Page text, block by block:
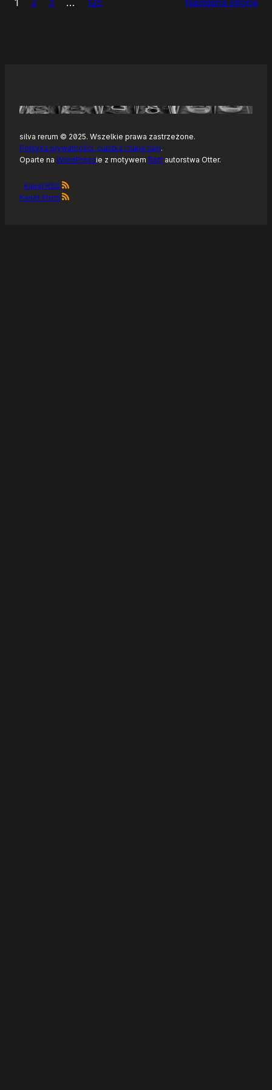
–
Linuksa
silva rerum © 2025. Wszelkie prawa zastrzeżone.
Polityka prywatności, ciastka i takie tam.
Oparte na WordPressie z motywem Raft autorstwa Otter.
Kanał RSS
Kanał Atom